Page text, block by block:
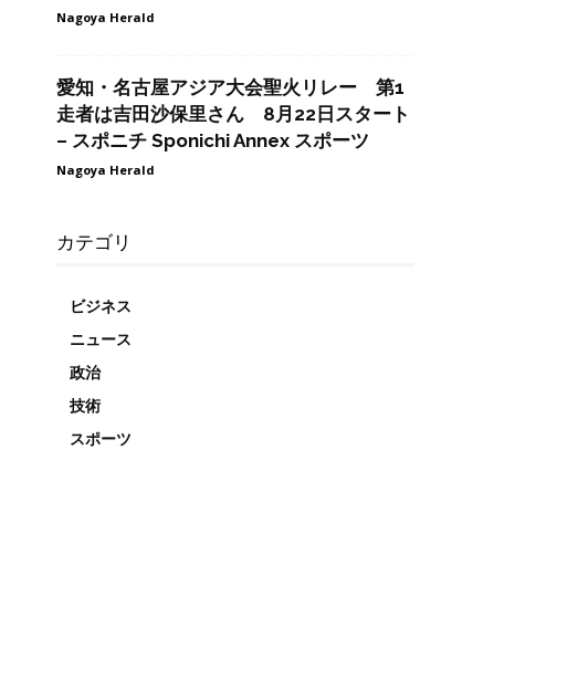
Nagoya Herald
愛知・名古屋アジア大会聖火リレー 第1
走者は吉田沙保里さん 8月22日スタート
– スポニチ Sponichi Annex スポーツ
Nagoya Herald
カテゴリ
ビジネス
ニュース
政治
技術
スポーツ